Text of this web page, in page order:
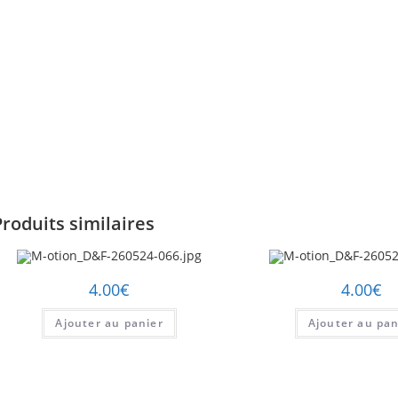
similaires
4.00€
Ajouter au panier
4.00€
Ajouter au